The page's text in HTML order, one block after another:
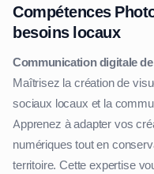
Compétences
besoins locaux
Communication digitale
Maîtrisez la création de
sociaux locaux et la
Apprenez à adapter vos
numériques tout en
territoire. Cette expertise